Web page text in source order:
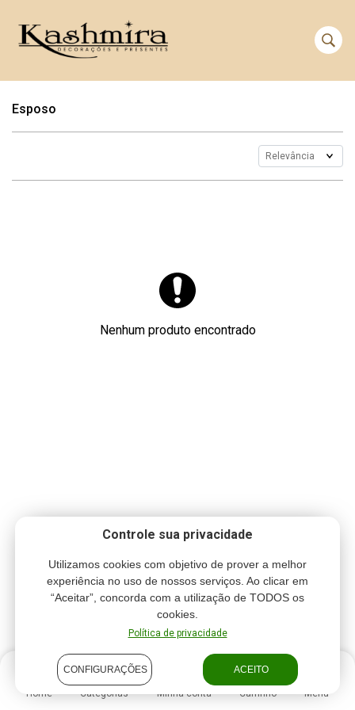
Controle sua privacidade
Utilizamos cookies com objetivo de prover a melhor
experiência no uso de nossos serviços. Ao clicar em
“Aceitar”, concorda com a utilização de TODOS os
cookies.
Política de privacidade
CONFIGURAÇÕES ACEITO
Home Categorias Minha conta Carrinho Menu
Esposo
Nenhum produto encontrado